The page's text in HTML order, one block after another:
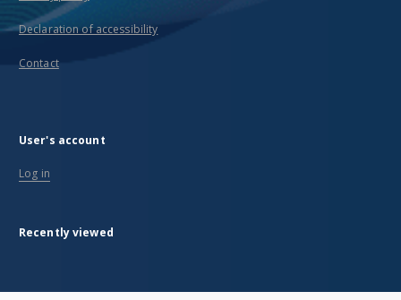
Declaration of accessibility
Contact
User's account
Log in
Recently viewed